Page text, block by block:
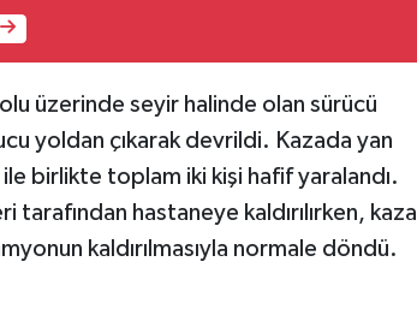
üzerinde seyir halinde olan sürücü
yoldan çıkarak devrildi. Kazada yan
birlikte toplam iki kişi hafif yaralandı.
tarafından hastaneye kaldırılırken, kaza
kaldırılmasıyla normale döndü.